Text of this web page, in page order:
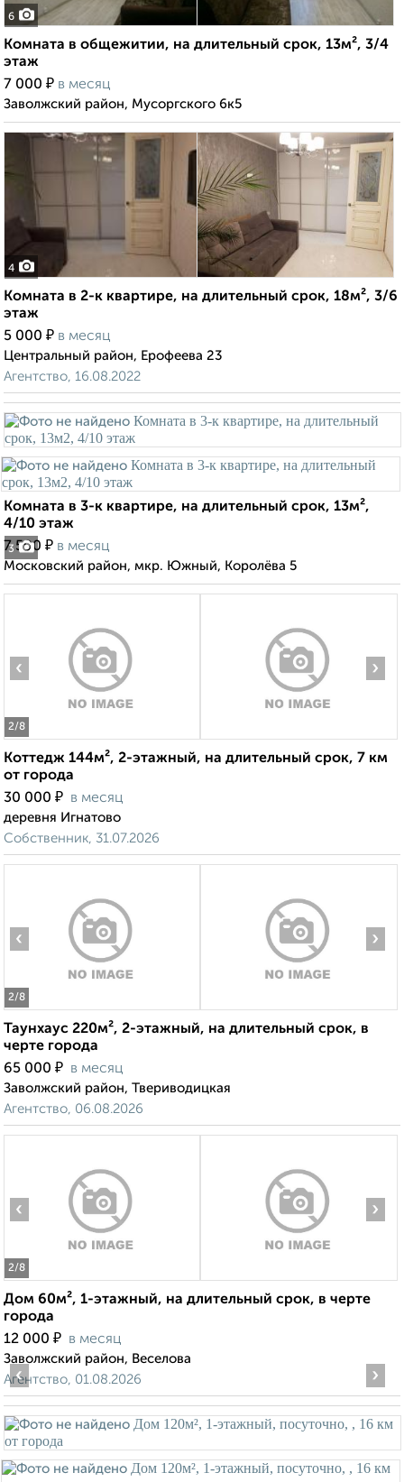
6
Комната в общежитии, на длительный срок, 13м², 3/4
этаж
7 000 ₽ в месяц
Заволжский район, Мусоргского 6к5
4
Комната в 2-к квартире, на длительный срок, 18м², 3/6
этаж
5 000 ₽ в месяц
Центральный район, Ерофеева 23
Агентство, 16.08.2022
3
Комната в 3-к квартире, на длительный срок, 13м²,
4/10 этаж
7 500 ₽ в месяц
Московский район, мкр. Южный, Королёва 5
2/8
‹ ›
Коттедж 144м², 2-этажный, на длительный срок, 7 км
от города
30 000 ₽ в месяц
деревня Игнатово
Собственник, 31.07.2026
2/8
‹ ›
Таунхаус 220м², 2-этажный, на длительный срок, в
черте города
65 000 ₽ в месяц
Заволжский район, Твериводицкая
Агентство, 06.08.2026
2/8
‹ ›
Дом 60м², 1-этажный, на длительный срок, в черте
города
12 000 ₽ в месяц
Заволжский район, Веселова
Агентство, 01.08.2026
‹ ›